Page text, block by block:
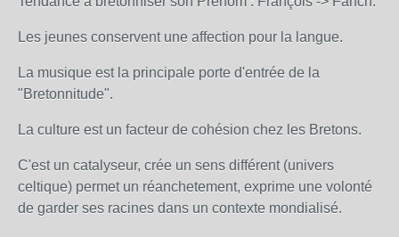
Les jeunes conservent une affection pour la langue.
La musique est la principale porte d'entrée de la
"Bretonnitude".
La culture est un facteur de cohésion chez les Bretons.
C'est un catalyseur, crée un sens différent (univers
celtique) permet un réanchetement, exprime une volonté
de garder ses racines dans un contexte mondialisé.